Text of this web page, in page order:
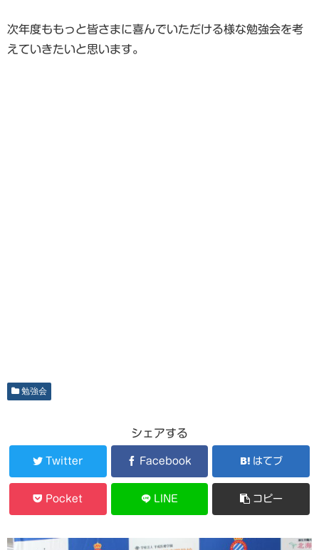
次年度ももっと皆さまに喜んでいただける様な勉強会を考
えていきたいと思います。
勉強会
シェアする
Twitter Facebook はてブ
Pocket LINE コピー